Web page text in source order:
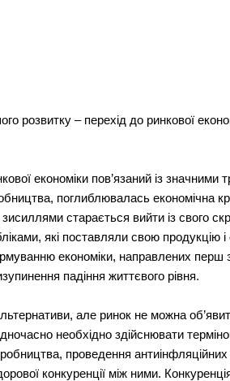
розвитку – перехід до ринкової
економіки пов’язаний із
поглиблювалась економічна
зисиллями старається вийти із
які поставляли свою
економіки, направлених
падіння життєвого рівня.
але ринок не можна
необхідно здійснювати
проведення
конкуренції між ними.